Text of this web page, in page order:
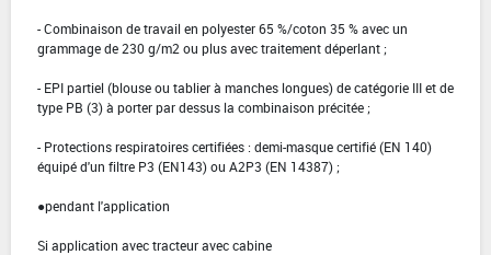
- Combinaison de travail en polyester 65 %/coton 35 % avec un
grammage de 230 g/m2 ou plus avec traitement déperlant ;
- EPI partiel (blouse ou tablier à manches longues) de catégorie III et de
type PB (3) à porter par dessus la combinaison précitée ;
- Protections respiratoires certifiées : demi-masque certifié (EN 140)
équipé d'un filtre P3 (EN143) ou A2P3 (EN 14387) ;
●pendant l'application
Si application avec tracteur avec cabine